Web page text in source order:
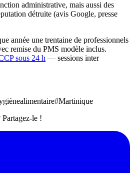
administrative, mais aussi des
détruite (avis Google, presse
année une trentaine de professionnels
remise du PMS modèle inclus.
sous 24 h — sessions inter
#Martinique
le !